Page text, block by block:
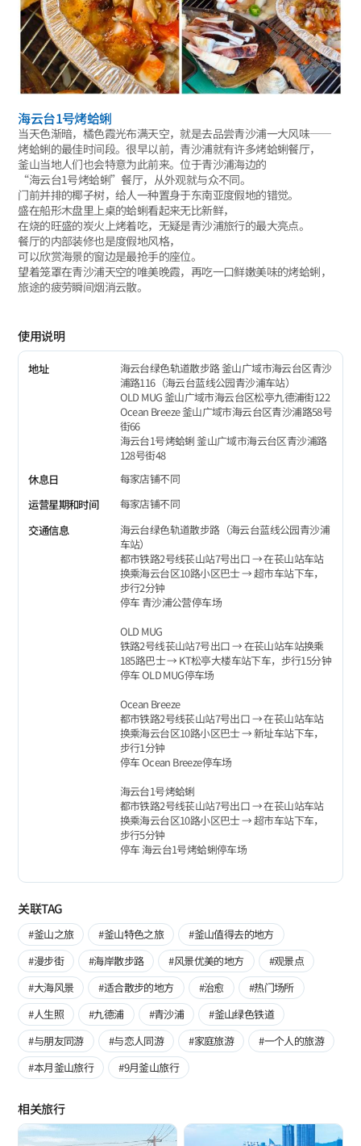
海云台1号烤蛤蜊
当天色渐暗，橘色霞光布满天空，就是去品尝青沙浦一大风味——
烤蛤蜊的最佳时间段。很早以前，青沙浦就有许多烤蛤蜊餐厅，
釜山当地人们也会特意为此前来。位于青沙浦海边的
“海云台1号烤蛤蜊”餐厅，从外观就与众不同。
门前并排的椰子树，给人一种置身于东南亚度假地的错觉。
盛在船形木盘里上桌的蛤蜊看起来无比新鲜，
在烧的旺盛的炭火上烤着吃，无疑是青沙浦旅行的最大亮点。
餐厅的内部装修也是度假地风格，
可以欣赏海景的窗边是最抢手的座位。
望着笼罩在青沙浦天空的唯美晚霞，再吃一口鲜嫩美味的烤蛤蜊，
旅途的疲劳瞬间烟消云散。
使用说明
地址
海云台绿色轨道散步路 釜山广域市海云台区青沙
浦路116（海云台蓝线公园青沙浦车站）
OLD MUG 釜山广域市海云台区松亭九德浦街122
Ocean Breeze 釜山广域市海云台区青沙浦路58号
街66
海云台1号烤蛤蜊 釜山广域市海云台区青沙浦路
128号街48
休息日
每家店铺不同
运营星期和时间
每家店铺不同
交通信息
海云台绿色轨道散步路（海云台蓝线公园青沙浦
车站）
都市铁路2号线苌山站7号出口 → 在苌山站车站
换乘海云台区10路小区巴士 → 超市车站下车，
步行2分钟
停车 青沙浦公营停车场
OLD MUG
铁路2号线苌山站7号出口 → 在苌山站车站换乘
185路巴士 → KT松亭大楼车站下车，步行15分钟
停车 OLD MUG停车场
Ocean Breeze
都市铁路2号线苌山站7号出口 → 在苌山站车站
换乘海云台区10路小区巴士 → 新址车站下车，
步行1分钟
停车 Ocean Breeze停车场
海云台1号烤蛤蜊
都市铁路2号线苌山站7号出口 → 在苌山站车站
换乘海云台区10路小区巴士 → 超市车站下车，
步行5分钟
停车 海云台1号烤蛤蜊停车场
关联TAG
#釜山之旅 #釜山特色之旅
#釜山值得去的地方
#漫步街
#海岸散步路 #风景优美的地方
#观景点
#大海风景
#适合散步的地方 #治愈
#热门场所
#人生照
#九德浦 #青沙浦
#釜山绿色铁道
#与朋友同游
#与恋人同游 #家庭旅游
#一个人的旅游
#本月釜山旅行
#9月釜山旅行
相关旅行